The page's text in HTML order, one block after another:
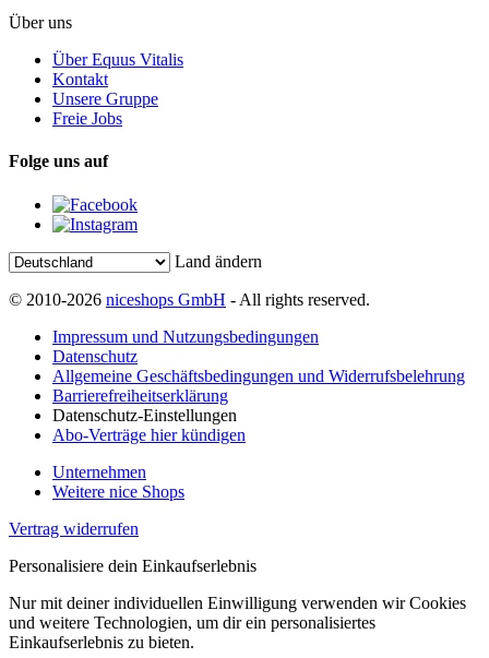
Über uns
Über Equus Vitalis
Kontakt
Unsere Gruppe
Freie Jobs
Folge uns auf
Land ändern
© 2010-2026 niceshops GmbH - All rights reserved.
Impressum und Nutzungsbedingungen
Datenschutz
Allgemeine Geschäftsbedingungen und Widerrufsbelehrung
Barrierefreiheitserklärung
Datenschutz-Einstellungen
Abo-Verträge hier kündigen
Unternehmen
Weitere nice Shops
Vertrag widerrufen
Personalisiere dein Einkaufserlebnis
Nur mit deiner individuellen Einwilligung verwenden wir Cookies
und weitere Technologien, um dir ein personalisiertes
Einkaufserlebnis zu bieten.